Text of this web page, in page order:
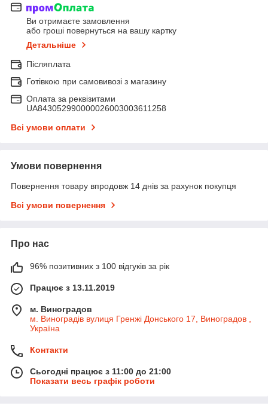
Ви отримаєте замовлення
або гроші повернуться на вашу картку
Детальніше
Післяплата
Готівкою при самовивозі з магазину
Оплата за реквізитами
UA843052990000026003003611258
Всі умови оплати
Умови повернення
Повернення товару впродовж 14 днів за рахунок покупця
Всі умови повернення
Про нас
96% позитивних з 100 відгуків за рік
Працює з 13.11.2019
м. Виноградов
м. Виноградів вулиця Гренжі Донського 17, Виноградов ,
Україна
Контакти
Сьогодні працює з 11:00 до 21:00
Показати весь графік роботи